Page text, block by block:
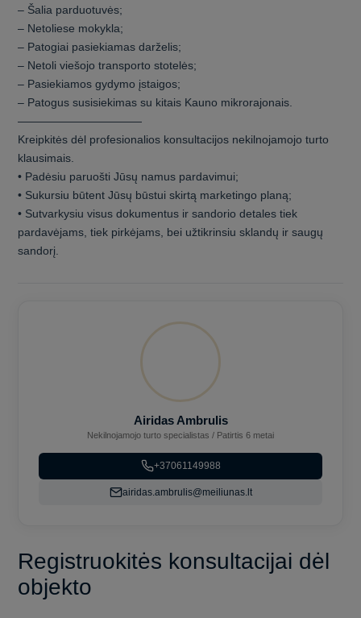
– Šalia parduotuvės;
– Netoliese mokykla;
– Patogiai pasiekiamas darželis;
– Netoli viešojo transporto stotelės;
– Pasiekiamos gydymo įstaigos;
– Patogus susisiekimas su kitais Kauno mikrorajonais.
———————————
Kreipkitės dėl profesionalios konsultacijos nekilnojamojo turto
klausimais.
• Padėsiu paruošti Jūsų namus pardavimui;
• Sukursiu būtent Jūsų būstui skirtą marketingo planą;
• Sutvarkysiu visus dokumentus ir sandorio detales tiek
pardavėjams, tiek pirkėjams, bei užtikrinsiu sklandų ir saugų
sandorį.
Airidas Ambrulis
Nekilnojamojo turto specialistas / Patirtis 6 metai
+37061149988
airidas.ambrulis@meiliunas.lt
Registruokitės konsultacijai dėl
objekto